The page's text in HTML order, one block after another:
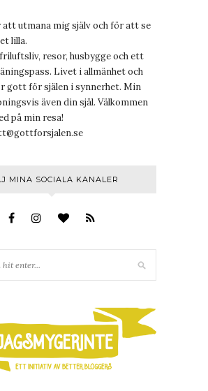
att utmana mig själv och för att se
lilla.
resor, husbygge och ett
Livet i allmänhet och
gott för själen i synnerhet. Min
även din själ. Välkommen
på min resa!
MINA SOCIALA KANALER